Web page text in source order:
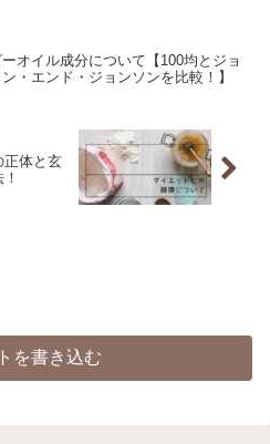
オイル成分について【100均とジョ
・エンド・ジョンソンを比較！】
正体と玄
を書き込む